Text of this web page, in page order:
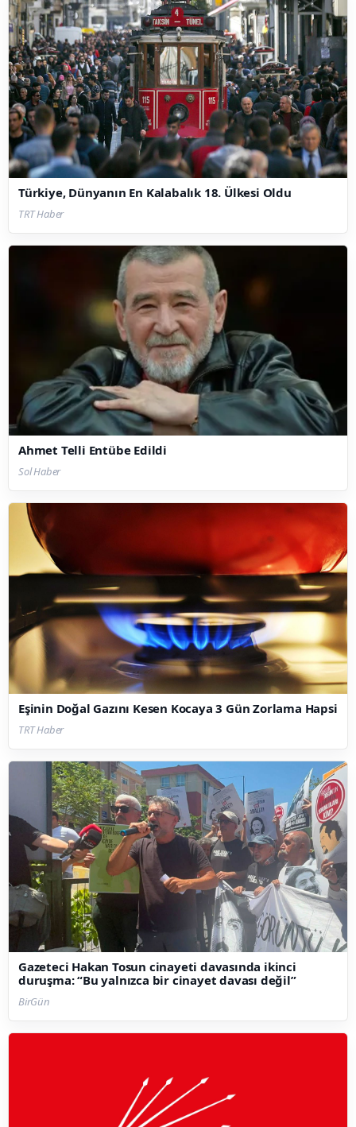
Türkiye, Dünyanın En Kalabalık 18. Ülkesi Oldu
TRT Haber
Ahmet Telli Entübe Edildi
Sol Haber
Eşinin Doğal Gazını Kesen Kocaya 3 Gün Zorlama Hapsi
TRT Haber
Gazeteci Hakan Tosun cinayeti davasında ikinci
duruşma: “Bu yalnızca bir cinayet davası değil”
BirGün